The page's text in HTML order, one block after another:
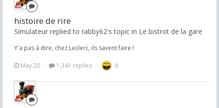
histoire de rire
Simulateur replied to rabby62's topic in Le bistrot de la gare
Y'a pas à dire, chez Leclerc, ils savent faire !
May 20 1,341 replies 6